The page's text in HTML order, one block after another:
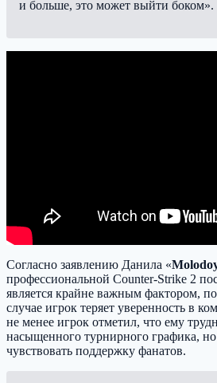
и больше, это может выйти боком».
Согласно заявлению Данила «
профессиональной Counter-Strike 2
является крайне важным фактором,
случае игрок теряет уверенность в
не менее игрок отметил, что ему
насыщенного турнирного графика,
чувствовать поддержку фанатов.